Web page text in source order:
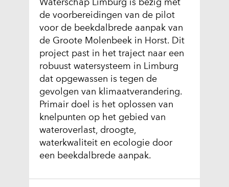
Waterschap Limburg is bezig met
de voorbereidingen van de pilot
voor de beekdalbrede aanpak van
de Groote Molenbeek in Horst. Dit
project past in het traject naar een
robuust watersysteem in Limburg
dat opgewassen is tegen de
gevolgen van klimaatverandering.
Primair doel is het oplossen van
knelpunten op het gebied van
wateroverlast, droogte,
waterkwaliteit en ecologie door
een beekdalbrede aanpak.